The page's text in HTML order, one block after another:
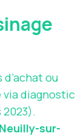
ou
via diagnostic
Neuilly-sur-